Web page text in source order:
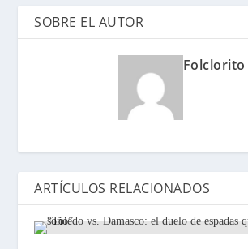
SOBRE EL AUTOR
Folclorito
ARTÍCULOS RELACIONADOS